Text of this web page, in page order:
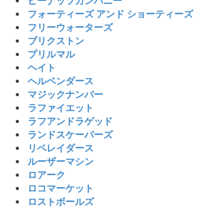
フォーティーズ アンド ショーティーズ
フリーウォーターズ
ブリクストン
プリルマル
ヘイト
ヘルベンダース
マジックナンバー
ラファイエット
ラフアンドラゲッド
ランドスケーパーズ
リベレイダース
ルーザーマシン
ロアーク
ロコマーケット
ロストボールズ